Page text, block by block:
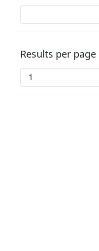
Results per page